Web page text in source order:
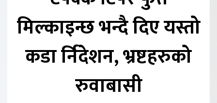
मिल्काइन्छ भन्दै दिए यस्तो
कडा र्निदेशन, भ्रष्टहरुको
रुवाबासी